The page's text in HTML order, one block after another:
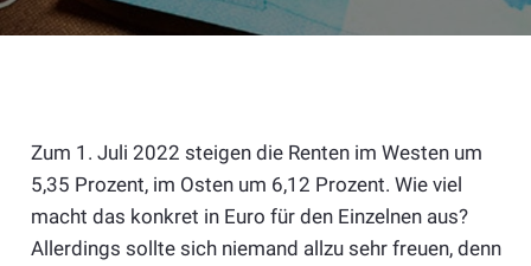
Zum 1. Juli 2022 steigen die Renten im Westen um
5,35 Prozent, im Osten um 6,12 Prozent. Wie viel
macht das konkret in Euro für den Einzelnen aus?
Allerdings sollte sich niemand allzu sehr freuen, denn